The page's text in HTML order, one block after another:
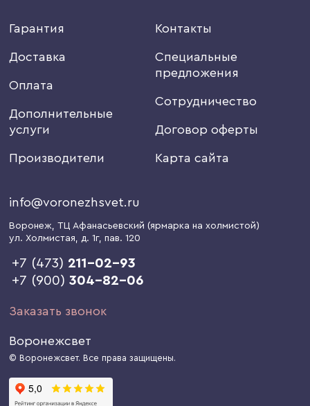
Гарантия
Доставка
Оплата
Дополнительные
услуги
Производители
Контакты
Специальные
предложения
Сотрудничество
Договор оферты
Карта сайта
info@voronezhsvet.ru
Воронеж, ТЦ Афанасьевский (ярмарка на холмистой)
ул. Холмистая, д. 1г, пав. 120
+7 (473) 211-02-93
+7 (900)304-82-06
Заказать звонок
Воронежсвет
© Воронежсвет. Все права защищены.